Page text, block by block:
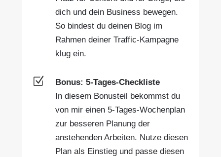
dich und dein Business bewegen.
So bindest du deinen Blog im
Rahmen deiner Traffic-Kampagne
klug ein.
Z
Bonus: 5-Tages-Checkliste
In diesem Bonusteil bekommst du
von mir einen 5-Tages-Wochenplan
zur besseren Planung der
anstehenden Arbeiten. Nutze diesen
Plan als Einstieg und passe diesen